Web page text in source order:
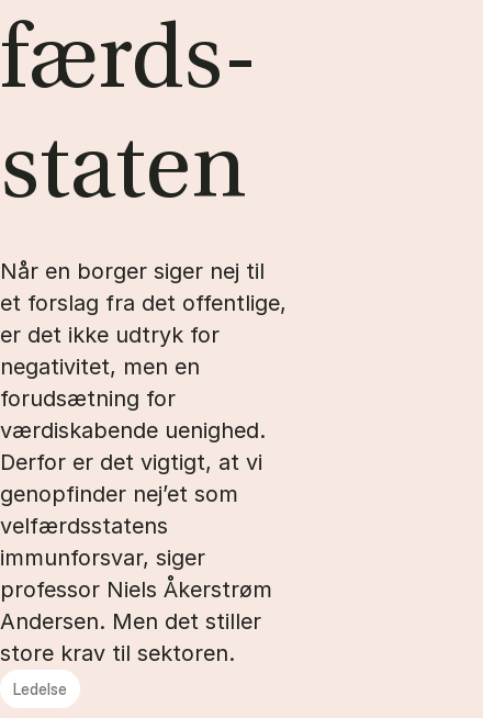
færds­
sta­ten
Når en borger siger nej til
et forslag fra det offentlige,
er det ikke udtryk for
negativitet, men en
forudsætning for
værdiskabende uenighed.
Derfor er det vigtigt, at vi
genopfinder nej’et som
velfærdsstatens
immunforsvar, siger
professor Niels Åkerstrøm
Andersen. Men det stiller
store krav til sektoren.
Ledelse